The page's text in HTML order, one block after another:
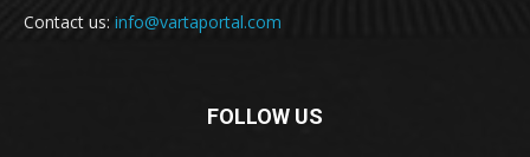
Contact us: info@vartaportal.com
FOLLOW US